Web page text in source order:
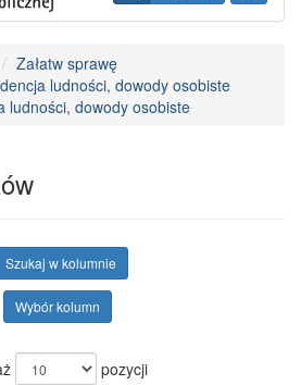
Załatw sprawę
ludności, dowody osobiste
ludności, dowody osobiste
Szukaj w kolumnie
Wybór kolumn
pozycji